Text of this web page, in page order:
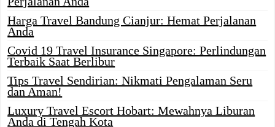
Harga Travel Bandung Cianjur: Hemat Perjalanan
Anda
Covid 19 Travel Insurance Singapore: Perlindungan
Terbaik Saat Berlibur
Tips Travel Sendirian: Nikmati Pengalaman Seru
dan Aman!
Luxury Travel Escort Hobart: Mewahnya Liburan
Anda di Tengah Kota